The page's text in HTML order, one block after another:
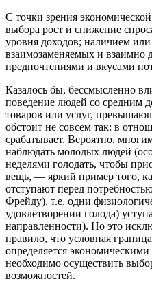
С точки зрения
выбора рост и снижение
уровня доходов; наличием
взаимозаменяемых и
предпочтениями и вкусами
Казалось бы, бессмысленно
поведение людей со средним
товаров или услуг,
обстоит не совсем так: в
срабатывает. Вероятно,
наблюдать молодых людей
неделями голодать, чтобы
вещь, — яркий пример того,
отступают перед
Фрейду), т.е. одни
удовлетворении голода)
направленности). Но это
правило, что условная
определяется
необходимо осуществить
возможностей.